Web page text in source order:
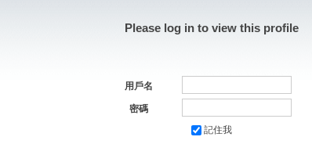
Please log in to view this profile
用戶名
密碼
記住我